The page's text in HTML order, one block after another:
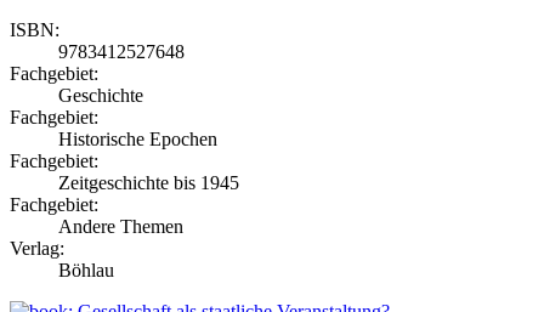
ISBN:
9783412527648
Fachgebiet:
Geschichte
Fachgebiet:
Historische Epochen
Fachgebiet:
Zeitgeschichte bis 1945
Fachgebiet:
Andere Themen
Verlag:
Böhlau